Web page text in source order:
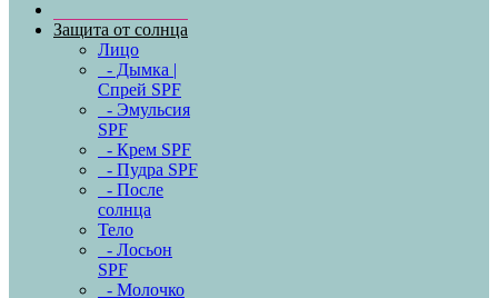
Защита от солнца
Лицо
- Дымка |
Спрей SPF
- Эмульсия
SPF
- Крем SPF
- Пудра SPF
- После
солнца
Тело
- Лосьон
SPF
- Молочко